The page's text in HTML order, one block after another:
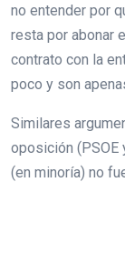
no entender por
resta por abonar
contrato con la
poco y son
Similares
oposición (PSOE
(en minoría) no